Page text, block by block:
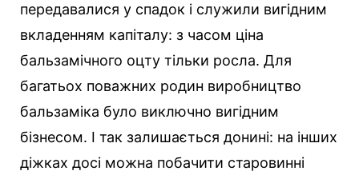
передавалися у спадок і служили вигідним
вкладенням капіталу: з часом ціна
бальзамічного оцту тільки росла. Для
багатьох поважних родин виробництво
бальзаміка було виключно вигідним
бізнесом. І так залишається донині: на інших
діжках досі можна побачити старовинні